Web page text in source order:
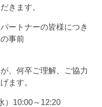
きます。
ートナーの皆様につき
事前
、何卒ご理解、ご協力
ます。
）10:00～12:20